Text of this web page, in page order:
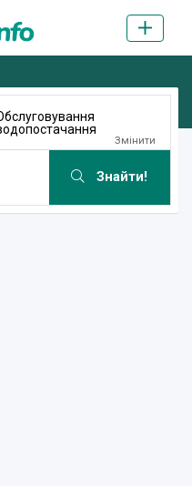
Змінити
Знайти!